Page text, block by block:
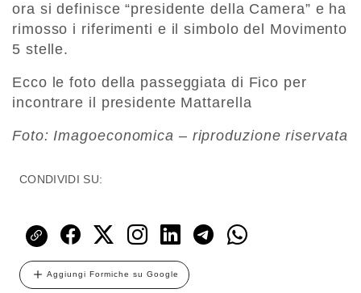
ora si definisce “presidente della Camera” e ha
rimosso i riferimenti e il simbolo del Movimento
5 stelle.
Ecco le foto della passeggiata di Fico per
incontrare il presidente Mattarella
Foto: Imagoeconomica – riproduzione riservata
CONDIVIDI SU:
Aggiungi Formiche su Google